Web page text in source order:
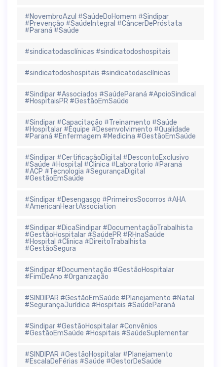
#NovembroAzul #SaúdeDoHomem #Sindipar
#Prevenção #SaúdeIntegral #CâncerDePróstata
#Paraná #Saúde
#sindicatodasclínicas #sindicatodoshospitais
#sindicatodoshospitais #sindicatodasclínicas
#Sindipar #Associados #SaúdeParaná #ApoioSindical
#HospitaisPR #GestãoEmSaúde
#Sindipar #Capacitação #Treinamento #Saúde
#Hospitalar #Equipe #Desenvolvimento #Qualidade
#Paraná #Enfermagem #Medicina #GestãoEmSaúde
#Sindipar #CertificaçãoDigital #DescontoExclusivo
#Saúde #Hospital #Clinica #Laboratorio #Paraná
#ACP #Tecnologia #SegurançaDigital
#GestãoEmSaúde
#Sindipar #Desengasgo #PrimeirosSocorros #AHA
#AmericanHeartAssociation
#Sindipar #DicaSindipar #DocumentaçãoTrabalhista
#GestãoHospitalar #SaúdePR #RHnaSaúde
#Hospital #Clinica #DireitoTrabalhista
#GestãoSegura
#Sindipar #Documentação #GestãoHospitalar
#FimDeAno #Organização
#SINDIPAR #GestãoEmSaúde #Planejamento #Natal
#SegurançaJurídica #Hospitais #SaúdeParaná
#Sindipar #GestãoHospitalar #Convênios
#GestãoEmSaúde #Hospitais #SaúdeSuplementar
#SINDIPAR #GestãoHospitalar #Planejamento
#EscalaDeFérias #Saúde #GestorDeSaúde